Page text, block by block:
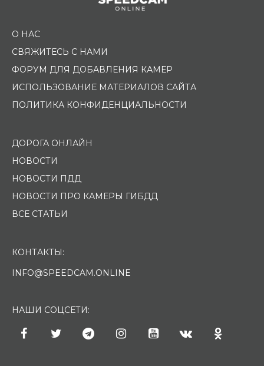
О НАС
СВЯЖИТЕСЬ С НАМИ
ФОРУМ ДЛЯ ДОБАВЛЕНИЯ КАМЕР
ИСПОЛЬЗОВАНИЕ МАТЕРИАЛОВ САЙТА
ПОЛИТИКА КОНФИДЕНЦИАЛЬНОСТИ
ДОРОГА ОНЛАЙН
НОВОСТИ
НОВОСТИ ПДД
НОВОСТИ ПРО КАМЕРЫ ГИБДД
ВСЕ СТАТЬИ
КОНТАКТЫ:
INFO@SPEEDCAM.ONLINE
НАШИ СОЦСЕТИ: